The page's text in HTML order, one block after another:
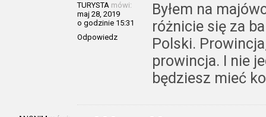
TURYSTA mówi:
maj 28, 2019
o godzinie 15:31
Odpowiedz
Byłem na
różnicie się za
Polski.
prowincja. I nie
będziesz mieć